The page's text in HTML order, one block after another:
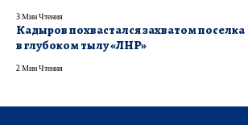
3 Мин Чтения
Кадыров похвастался захватом поселка
в глубоком тылу «ЛНР»
2 Мин Чтения